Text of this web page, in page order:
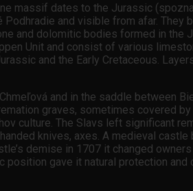
massif dates to the Jurassic
and visible from afar. They
and dolomitic bodies formed in the
Unit and consist of various
and the Early Cretaceous.
and in the saddle between
graves, sometimes covered
culture. The Slavs left significant
knives, axes. A medieval
demise in 1707 it changed
gave it natural protection and